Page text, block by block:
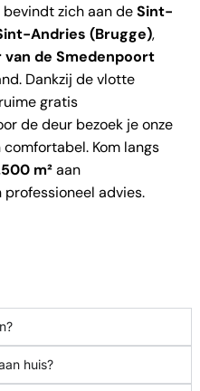
zich aan deSint-
Andries (Brugge),
de Smedenpoort
Dankzij de vlotte
gratis
de deur bezoek je onze
Kom langs
m²aan
advies.
huis?